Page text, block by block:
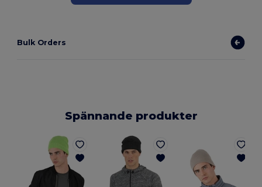
Bulk Orders
Spännande produkter